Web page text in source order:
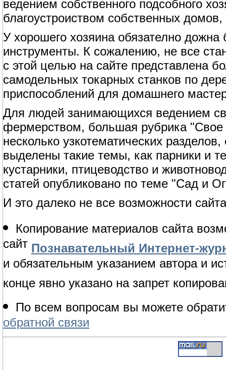
ведением собственного подсобного
благоустроиством собственных
У хорошего хозяина обязателно
инструменты. К сожалению, не все
с этой целью на сайте представлена
самодельных токарных станков по
приспособлений для домашнего
Для людей занимающихся ведением
фермерством, большая рубрика "Свое
несколько узкотематических
выделены такие темы, как парники и
кустарники, птицеводство и
статей опубликовано по теме "Сад и
И это далеко не все возможности
Копирование материалов сайта
сайт Познавательный Интернет-
и обязательным указанием автора и
конце явно указано на запрет
По всем вопросам вы можете
обратной связи